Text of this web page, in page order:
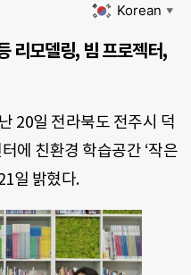
Korean ▼
리모델링, 빔 프로젝터,
20일 전라북도 전주시 덕
에 친환경 학습공간 ‘작은
일 밝혔다.